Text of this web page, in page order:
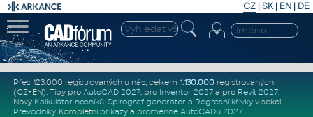
CZ | SK| EN | DE
Přes 123.000 registrovaných u nás, celkem 1.130.000registrovaných
(CZ+EN). Tipy pro AutoCAD 2027, pro Inventor 2027a pro Revit 2027.
Nový Kalkulátor nosníků, Spirograf generátor a Regresní křivkyv sekci
Převodníky. Kompletní příkazya proměnné AutoCADu 2027.